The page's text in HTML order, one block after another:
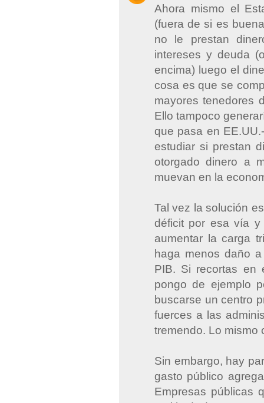
Ahora mismo el
(fuera de si es
no le prestan
intereses y deuda
encima) luego el
cosa es que se
mayores tenedores
Ello tampoco
que pasa en
estudiar si prestan
otorgado dinero a
muevan en la
Tal vez la solución
déficit por esa vía y
aumentar la carga
haga menos daño
PIB. Si recortas en
pongo de ejemplo
buscarse un centro
fuerces a las
tremendo. Lo mismo
Sin embargo, hay
gasto público
Empresas públicas